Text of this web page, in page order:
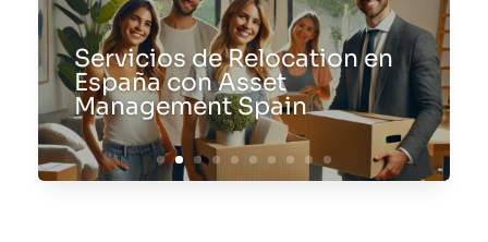
Servicios de Relocation en
España con Asset
Management Spain